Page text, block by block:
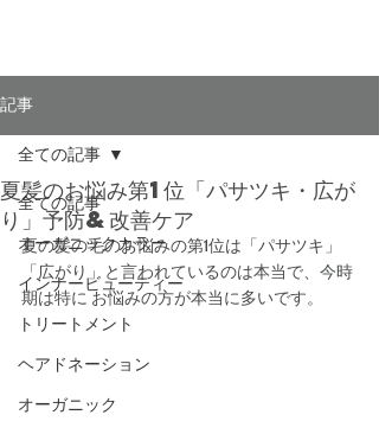
記事
全ての記事
オーガニックカラー
インナービューティー
トリートメント
ヘアドネーション
オーガニック
全ての記事
夏髪のお悩み第1位「パサツキ・広が
り」予防&改善ケア
夏の髪の毛のお悩みの第1位は「パサツキ」
「広がり」と言われているのは本当で、今時
期は特に お悩みの方が本当に多いです。